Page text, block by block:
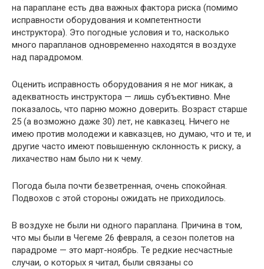
на параплане есть два важных фактора риска (помимо
исправности оборудования и компетентности
инструктора). Это погодные условия и то, насколько
много парапланов одновременно находятся в воздухе
над парадромом.
Оценить исправность оборудования я не мог никак, а
адекватность инструктора — лишь субъективно. Мне
показалось, что парню можно доверить. Возраст старше
25 (а возможно даже 30) лет, не кавказец. Ничего не
имею против молодежи и кавказцев, но думаю, что и те, и
другие часто имеют повышенную склонность к риску, а
лихачество нам было ни к чему.
Погода была почти безветренная, очень спокойная.
Подвохов с этой стороны ожидать не приходилось.
В воздухе не были ни одного параплана. Причина в том,
что мы были в Чегеме 26 февраля, а сезон полетов на
парадроме — это март-ноябрь. Те редкие несчастные
случаи, о которых я читал, были связаны со